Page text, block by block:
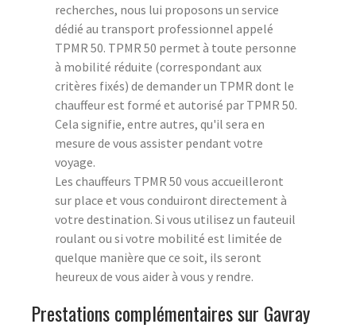
recherches, nous lui proposons un service
dédié au transport professionnel appelé
TPMR 50. TPMR 50 permet à toute personne
à mobilité réduite (correspondant aux
critères fixés) de demander un TPMR dont le
chauffeur est formé et autorisé par TPMR 50.
Cela signifie, entre autres, qu'il sera en
mesure de vous assister pendant votre
voyage.
Les chauffeurs TPMR 50 vous accueilleront
sur place et vous conduiront directement à
votre destination. Si vous utilisez un fauteuil
roulant ou si votre mobilité est limitée de
quelque manière que ce soit, ils seront
heureux de vous aider à vous y rendre.
Prestations complémentaires sur Gavray